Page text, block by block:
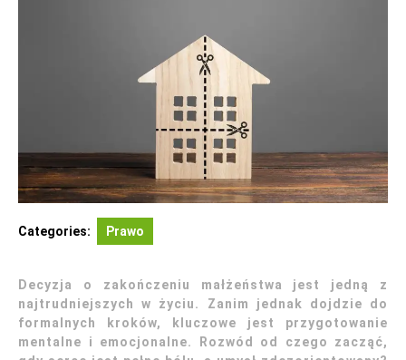
Categories: Prawo
Decyzja o zakończeniu małżeństwa jest jedną z
najtrudniejszych w życiu. Zanim jednak dojdzie do
formalnych kroków, kluczowe jest przygotowanie
mentalne i emocjonalne. Rozwód od czego zacząć,